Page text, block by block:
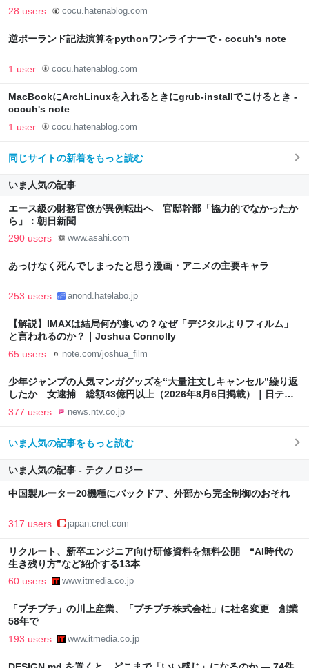
28 users cocu.hatenablog.com
逆ポーランド記法演算をpythonワンライナーで - cocuh's note
1 user cocu.hatenablog.com
MacBookにArchLinuxを入れるときにgrub-installでこけるとき -
cocuh's note
1 user cocu.hatenablog.com
同じサイトの新着をもっと読む
いま人気の記事
エース級の財務官僚が異例転出へ 官邸幹部「協力的でなかったか
ら」：朝日新聞
290 users www.asahi.com
あっけなく死んでしまったと思う漫画・アニメの主要キャラ
253 users anond.hatelabo.jp
【解説】IMAXは結局何が凄いの？なぜ「デジタルよりフィルム」
と言われるのか？｜Joshua Connolly
65 users note.com/joshua_film
少年ジャンプの人気マンガグッズを“大量注文しキャンセル”繰り返
したか 女逮捕 総額43億円以上（2026年8月6日掲載）｜日テレ
NEWS NNN
377 users news.ntv.co.jp
いま人気の記事をもっと読む
いま人気の記事 - テクノロジー
中国製ルーター20機種にバックドア、外部から完全制御のおそれ
317 users japan.cnet.com
リクルート、新卒エンジニア向け研修資料を無料公開 “AI時代の
生き残り方”など紹介する13本
60 users www.itmedia.co.jp
「プチプチ」の川上産業、「プチプチ株式会社」に社名変更 創業
58年で
193 users www.itmedia.co.jp